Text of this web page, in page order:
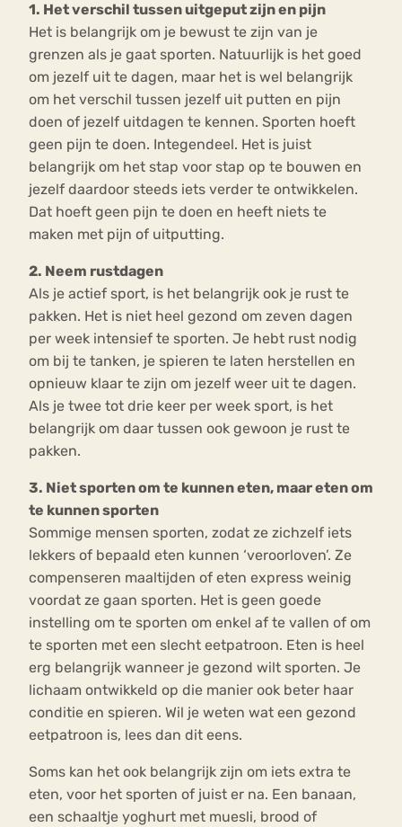
1. Het verschil tussen uitgeput zijn en pijn
Het is belangrijk om je bewust te zijn van je
grenzen als je gaat sporten. Natuurlijk is het goed
om jezelf uit te dagen, maar het is wel belangrijk
om het verschil tussen jezelf uit putten en pijn
doen of jezelf uitdagen te kennen. Sporten hoeft
geen pijn te doen. Integendeel. Het is juist
belangrijk om het stap voor stap op te bouwen en
jezelf daardoor steeds iets verder te ontwikkelen.
Dat hoeft geen pijn te doen en heeft niets te
maken met pijn of uitputting.
2. Neem rustdagen
Als je actief sport, is het belangrijk ook je rust te
pakken. Het is niet heel gezond om zeven dagen
per week intensief te sporten. Je hebt rust nodig
om bij te tanken, je spieren te laten herstellen en
opnieuw klaar te zijn om jezelf weer uit te dagen.
Als je twee tot drie keer per week sport, is het
belangrijk om daar tussen ook gewoon je rust te
pakken.
3. Niet sporten om te kunnen eten, maar eten om
te kunnen sporten
Sommige mensen sporten, zodat ze zichzelf iets
lekkers of bepaald eten kunnen ‘veroorloven’. Ze
compenseren maaltijden of eten express weinig
voordat ze gaan sporten. Het is geen goede
instelling om te sporten om enkel af te vallen of om
te sporten met een slecht eetpatroon. Eten is heel
erg belangrijk wanneer je gezond wilt sporten. Je
lichaam ontwikkeld op die manier ook beter haar
conditie en spieren. Wil je weten wat een gezond
eetpatroon is, lees dan dit eens.
Soms kan het ook belangrijk zijn om iets extra te
eten, voor het sporten of juist er na. Een banaan,
een schaaltje yoghurt met muesli, brood of